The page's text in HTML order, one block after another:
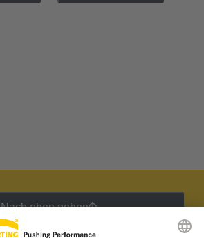
Nach oben gehen